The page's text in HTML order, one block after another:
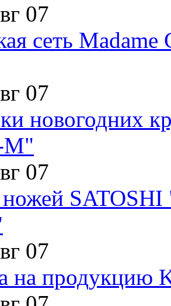
07
сеть Madame
07
новогодних
М"
07
07
на продукцию